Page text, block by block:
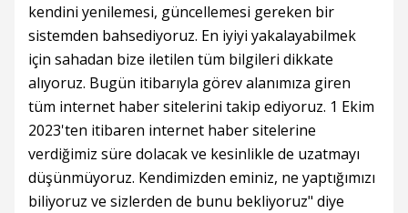
kendini yenilemesi, güncellemesi gereken bir
sistemden bahsediyoruz. En iyiyi yakalayabilmek
için sahadan bize iletilen tüm bilgileri dikkate
alıyoruz. Bugün itibarıyla görev alanımıza giren
tüm internet haber sitelerini takip ediyoruz. 1 Ekim
2023'ten itibaren internet haber sitelerine
verdiğimiz süre dolacak ve kesinlikle de uzatmayı
düşünmüyoruz. Kendimizden eminiz, ne yaptığımızı
biliyoruz ve sizlerden de bunu bekliyoruz" diye